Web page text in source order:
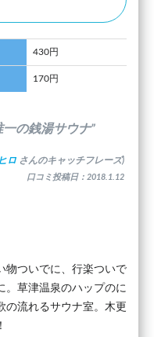
430円
170円
の銭湯サウナ”
ロ さんのキャッチフレーズ)
口コミ投稿日：2018.1.12
物ついでに、行楽ついで
。草津温泉のハップのに
の流れるサウナ室。木更